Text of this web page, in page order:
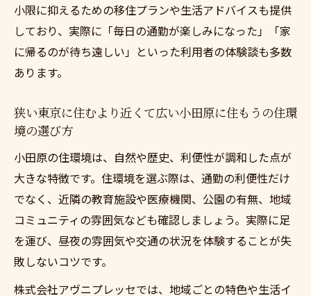
小限に抑えるための移住プランや生活アドバイスも提供
しており、実際に「毎日の通勤が楽しみになった」「家
に帰るのが待ち遠しい」といった利用者の体験談も多数
あります。
狭い東京に住むより近くて広い小田原に住もうの住環
境の選び方
小田原の住環境は、自然や歴史、利便性が調和した点が
大きな特徴です。住環境を選ぶ際は、通勤の利便性だけ
でなく、近隣の教育施設や医療機関、公園の有無、地域
コミュニティの雰囲気なども確認しましょう。実際に足
を運び、昼夜の雰囲気や交通の状況を体験することが失
敗しないコツです。
株式会社アヴニプレッセでは、地域ごとの特色や生活イ